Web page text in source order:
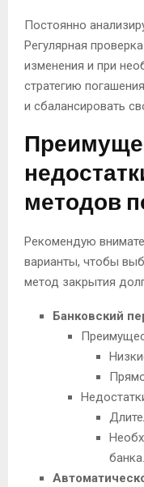
Постоянно
Регулярная
изменения и при
стратегию
и сбалансировать
методов
Рекомендую
варианты, чтобы
метод закрытия
Банковский
банка.